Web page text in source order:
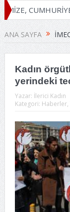
ANA SAYFA
Kadın
yerindeki
Yazar: İlerici Kadın
Kategori: Haberler,